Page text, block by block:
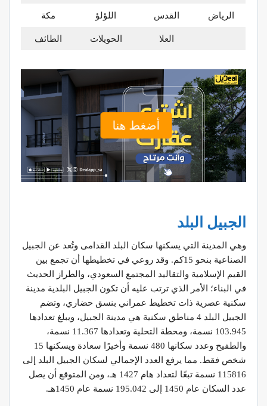
الرياض القدس اللؤلؤ مكة
العلا الحويلات الطائف
أضغط هنا
الجبيل البلد
وهي المدينة التي يسكنها سكان البلد القدامى وتُعد عن الجبيل
الصناعية بنحو 15كم. وقد روعي في تخطيطها أن تجمع بين
القيم الإسلامية والتقاليد المجتمع السعودي، والطراز الحديث
في البناء؛ الأمر الذي ترتب عليه أن تكون الجبيل البلدية مدينة
سكنية عصرية ذات تخطيط عمراني بنسق حضاري، وتضم
الجبيل البلد 4 مناطق سكنية هي مدينة الجبيل، ويبلغ تعدادها
103.945 نسمة، ومحطة التحلية وتعدادها 11.367 نسمة،
والطفيح وعدد سكانها 480 نسمة وأخيرًا سعادة ويسكنها 15
شخص فقط. مما يرفع العدد الإجمالي لسكان الجبيل البلد إلى
115816 نسمة تبعًا لتعداد هام 1427 هـ، ومن المتوقع أن يصل
عدد السكان عام 1450 إلى 195.042 نسمة عام 1450هـ.